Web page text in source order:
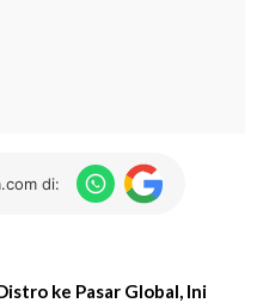
di:
ke Pasar Global, Ini